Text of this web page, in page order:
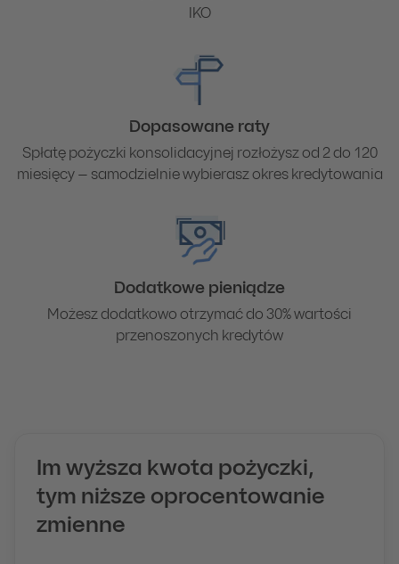
IKO
Dopasowane raty
Spłatę pożyczki konsolidacyjnej rozłożysz od 2 do 120
miesięcy – samodzielnie wybierasz okres kredytowania
Dodatkowe pieniądze
Możesz dodatkowo otrzymać do 30% wartości
przenoszonych kredytów
Im wyższa kwota pożyczki,
tym niższe oprocentowanie
zmienne